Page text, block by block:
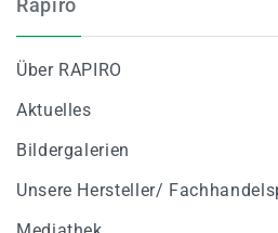
Über RAPIRO
Aktuelles
Bildergalerien
Unsere Hersteller/